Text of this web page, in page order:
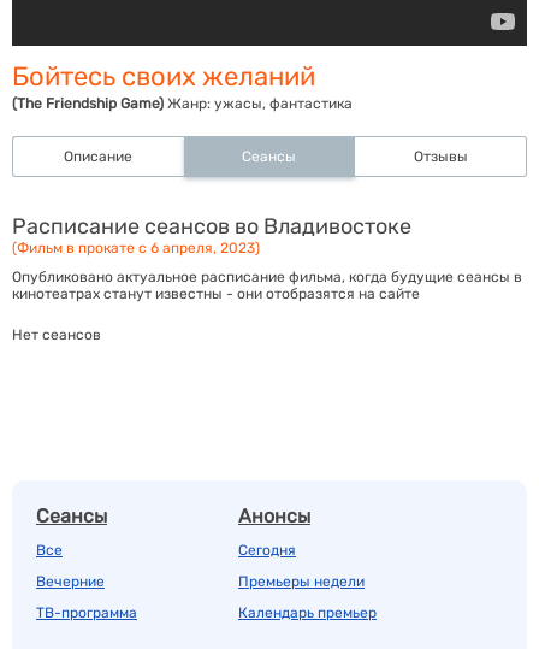
Бойтесь своих желаний
(The Friendship Game) Жанр: ужасы, фантастика
Описание Сеансы Отзывы
Расписание сеансов во Владивостоке
(Фильм в прокате с 6 апреля, 2023)
Опубликовано актуальное расписание фильма, когда будущие сеансы в
кинотеатрах станут известны - они отобразятся на сайте
Нет сеансов
Сеансы
Все
Вечерние
ТВ-программа
Анонсы
Сегодня
Премьеры недели
Календарь премьер